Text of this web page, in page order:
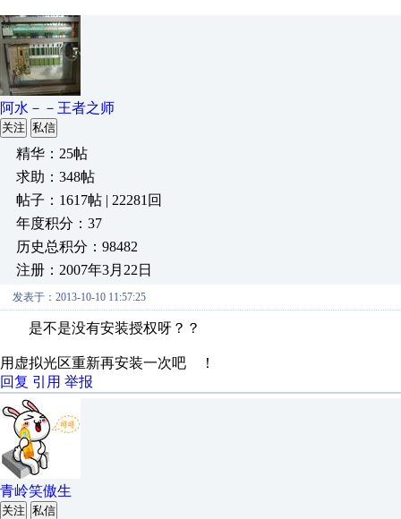
阿水－－王者之师
关注 私信
精华：25帖
求助：348帖
帖子：1617帖 | 22281回
年度积分：37
历史总积分：98482
注册：2007年3月22日
发表于：2013-10-10 11:57:25
是不是没有安装授权呀？？
用虚拟光区重新再安装一次吧 ！
回复 引用 举报
青岭笑傲生
关注 私信